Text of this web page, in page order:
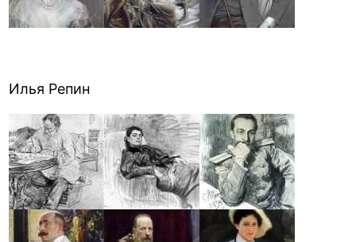
Илья Репин